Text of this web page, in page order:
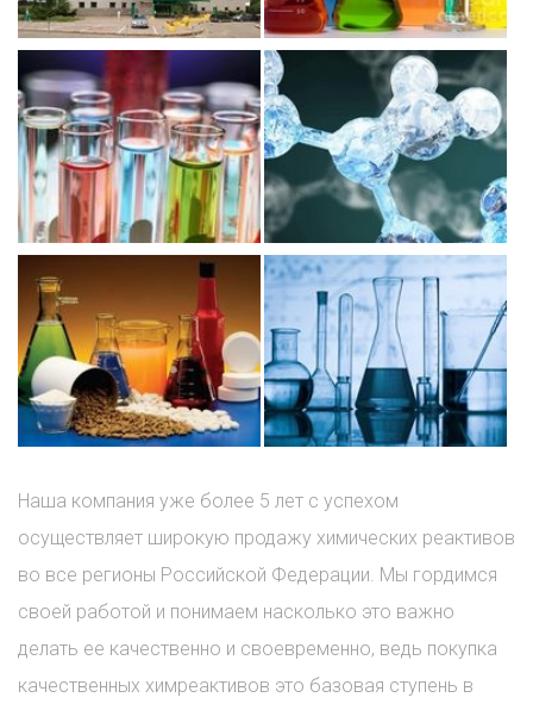
Наша компания уже более 5 лет с успехом
осуществляет широкую продажу химических реактивов
во все регионы Российской Федерации. Мы гордимся
своей работой и понимаем насколько это важно
делать ее качественно и своевременно, ведь покупка
качественных химреактивов это базовая ступень в